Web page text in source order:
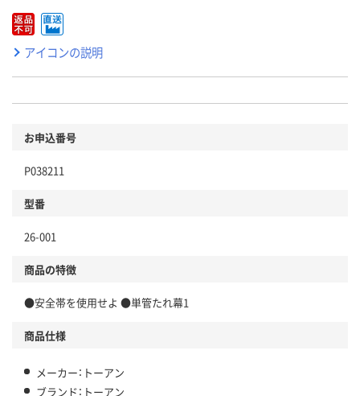
アイコンの説明
お申込番号
P038211
型番
26-001
商品の特徴
●安全帯を使用せよ ●単管たれ幕1
商品仕様
メーカー：トーアン
ブランド：トーアン